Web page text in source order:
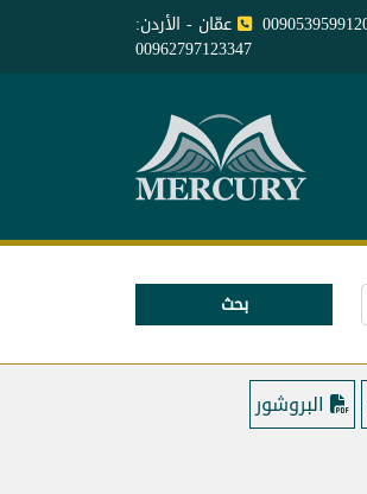
عمّان - الأردن:
00962797123347
بحث
البروشور